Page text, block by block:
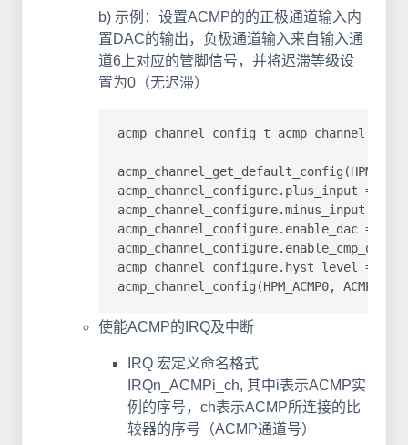
b) 示例：设置ACMP的的正极通道输入内
置DAC的输出，负极通道输入来自输入通
道6上对应的管脚信号，并将迟滞等级设
置为0（无迟滞）
acmp_channel_config_t
acmp_channel_configure.plus_input =
acmp_channel_configure.minus_input =
acmp_channel_configure.enable_dac =
acmp_channel_configure.hyst_level =
acmp_channel_config(HPM_ACMP0,
使能ACMP的IRQ及中断
IRQ 宏定义命名格式
IRQn_ACMPi_ch, 其中i表示ACMP实
例的序号，ch表示ACMP所连接的比
较器的序号（ACMP通道号）